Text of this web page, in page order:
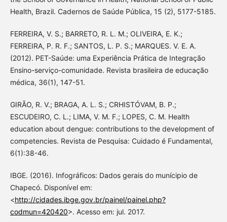
Health, Brazil. Cadernos de Saúde Pública, 15 (2), 5177-5185.
FERREIRA, V. S.; BARRETO, R. L. M.; OLIVEIRA, E. K.;
FERREIRA, P. R. F.; SANTOS, L. P. S.; MARQUES. V. E. A.
(2012). PET-Saúde: uma Experiência Prática de Integração
Ensino-serviço-comunidade. Revista brasileira de educação
médica, 36(1), 147-51.
GIRÃO, R. V.; BRAGA, A. L. S.; CRHISTÓVAM, B. P.;
ESCUDEIRO, C. L.; LIMA, V. M. F.; LOPES, C. M. Health
education about dengue: contributions to the development of
competencies. Revista de Pesquisa: Cuidado é Fundamental,
6(1):38-46.
IBGE. (2016). Infográficos: Dados gerais do munícipio de
Chapecó. Disponível em:
<http://cidades.ibge.gov.br/painel/painel.php?
codmun=420420>. Acesso em: jul. 2017.